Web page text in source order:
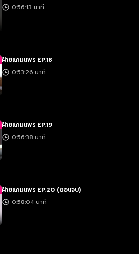
0:56:13 นาที
ฝ้ายแกมแพร EP.18
0:53:26 นาที
ฝ้ายแกมแพร EP.19
0:56:38 นาที
ฝ้ายแกมแพร EP.20 (ตอนจบ)
0:58:04 นาที